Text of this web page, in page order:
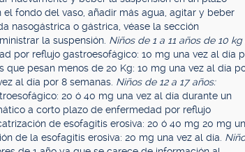
fondo del vaso, añadir más agua, agitar y beber
nasogástrica o gástrica, véase la sección
la suspensión. Niños de 1 a 11 años de 10 kg
por reflujo gastroesofágico: 10 mg una vez al día
que pesan menos de 20 Kg: 10 mg una vez al día
al día por 8 semanas. Niños de 12 a 17 años:
20 ó 40 mg una vez al día durante un
a corto plazo de enfermedad por reflujo
de esofagitis erosiva: 20 ó 40 mg 20 mg
de la esofagitis erosiva: 20 mg una vez al día.